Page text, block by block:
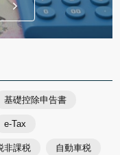
基礎控除申告書
e-Tax
非課税 自動車税